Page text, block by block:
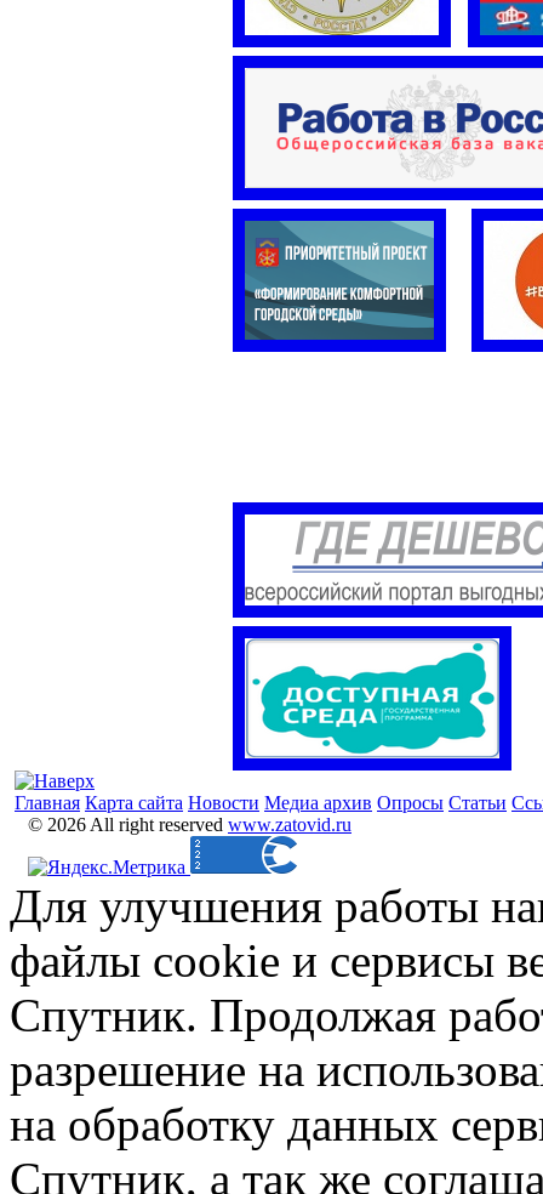
Главная Карта сайта Новости Медиа архив Опросы Статьи
© 2026 All right reserved www.zatovid.ru
Для улучшения работы
файлы cookie и сервисы
Спутник. Продолжая
разрешение на
на обработку данных
Спутник, а так же